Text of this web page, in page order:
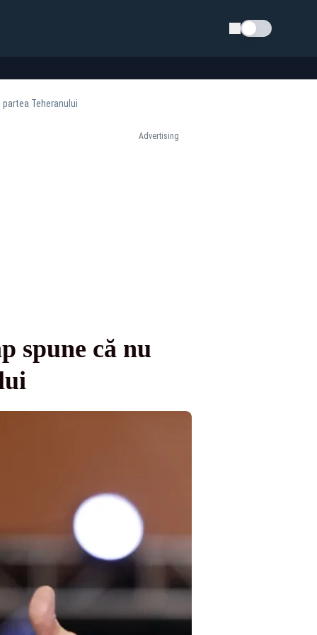
Schimba tema
Teheranului
Advertising
spune că nu